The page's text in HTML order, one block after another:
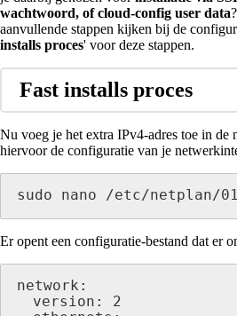
wachtwoord, of cloud-config user data
aanvullende stappen kijken bij de
installs proces' voor deze stappen.
Fast installs proces
Nu voeg je het extra IPv4-adres toe in de
hiervoor de configuratie van je
sudo nano /etc/netplan/
Er opent een configuratie-bestand dat er
network: